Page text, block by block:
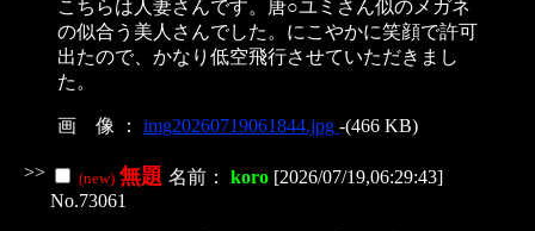
こちらは人妻さんです。唐○ユミさん似のメガネ
の似合う美人さんでした。にこやかに笑顔で許可
出たので、かなり低空飛行させていただきまし
た。
画 像 ： img20260719061844.jpg -(466 KB)
>> (new) 無題 名前： koro [2026/07/19,06:29:43]
No.73061